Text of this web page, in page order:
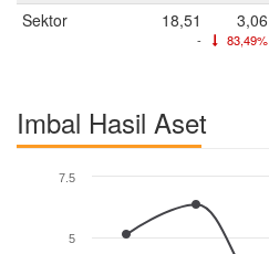
Sektor 18,51
-
3,06
83,49%
Imbal Hasil Aset
5
7.5